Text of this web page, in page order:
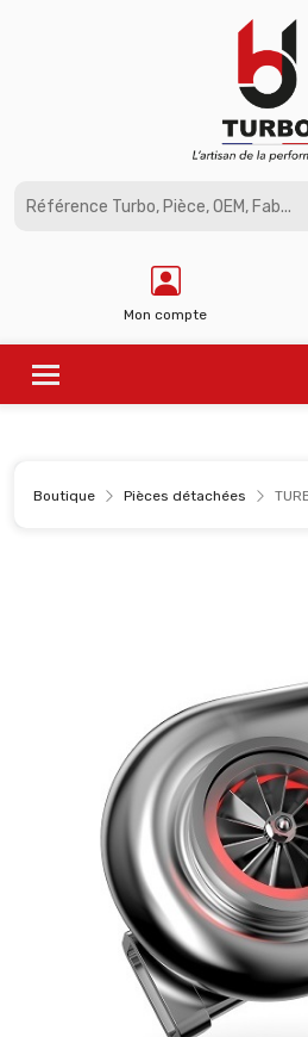
Mon compte
Boutique Pièces détachées
Panneau de gestion des cookies